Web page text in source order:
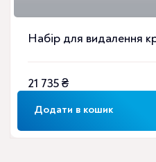
Набір для видалення
21 735₴
Додати в кошик